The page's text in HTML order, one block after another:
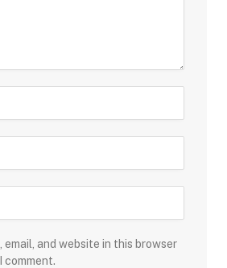
email, and website in this browser
comment.